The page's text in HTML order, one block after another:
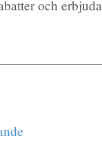
och